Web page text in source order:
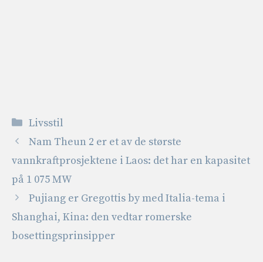
Kategorier
Livsstil
Nam Theun 2 er et av de største
vannkraftprosjektene i Laos: det har en kapasitet
på 1 075 MW
Pujiang er Gregottis by med Italia-tema i
Shanghai, Kina: den vedtar romerske
bosettingsprinsipper